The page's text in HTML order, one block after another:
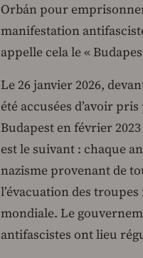
Orbán pour
manifestation
appelle cela le «
Le 26 janvier 2026,
été accusées d’avoir
Budapest en février
est le suivant : chaque
nazisme provenant de
l’évacuation des
mondiale. Le
antifascistes ont lieu